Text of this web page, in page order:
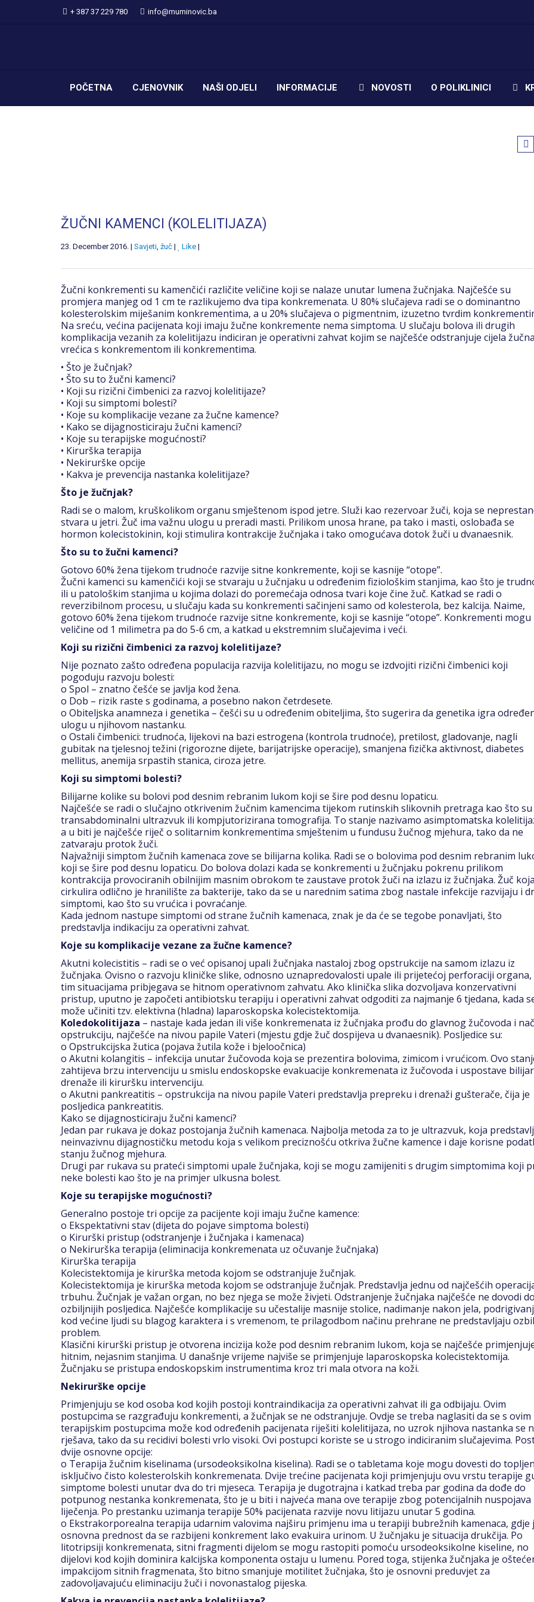
+ 387 37 229 780 info@muminovic.ba
POČETNA CJENOVNIK NAŠI ODJELI INFORMACIJE NOVOSTI O POLIKLINICI
ŽUČNI KAMENCI (KOLELITIJAZA)
23. December 2016. | Savjeti žuč | Like |
Žučni konkrementi su kamenčići različite veličine koji se nalaze unutar lumena žučnjaka. Najčešće su
promjera manjeg od 1 cm te razlikujemo dva tipa konkremenata. U 80% slučajeva radi se o dominantno
kolesterolskim miješanim konkrementima, a u 20% slučajeva o pigmentnim, izuzetno tvrdim
Na sreću, većina pacijenata koji imaju žučne konkremente nema simptoma. U slučaju bolova ili drugih
komplikacija vezanih za kolelitijazu indiciran je operativni zahvat kojim se najčešće odstranjuje cijela žučna
vrećica s konkrementom ili konkrementima.
• Što je žučnjak?
• Što su to žučni kamenci?
• Koji su rizični čimbenici za razvoj kolelitijaze?
• Koji su simptomi bolesti?
• Koje su komplikacije vezane za žučne kamence?
• Kako se dijagnosticiraju žučni kamenci?
• Koje su terapijske mogućnosti?
• Kirurška terapija
• Nekirurške opcije
• Kakva je prevencija nastanka kolelitijaze?
Što je žučnjak?
Radi se o malom, kruškolikom organu smještenom ispod jetre. Služi kao rezervoar žuči, koja se
stvara u jetri. Žuč ima važnu ulogu u preradi masti. Prilikom unosa hrane, pa tako i masti, oslobađa se
hormon kolecistokinin, koji stimulira kontrakcije žučnjaka i tako omogućava dotok žuči u dvanaesnik.
Što su to žučni kamenci?
Gotovo 60% žena tijekom trudnoće razvije sitne konkremente, koji se kasnije “otope”.
Žučni kamenci su kamenčići koji se stvaraju u žučnjaku u određenim fiziološkim stanjima, kao što je
ili u patološkim stanjima u kojima dolazi do poremećaja odnosa tvari koje čine žuč. Katkad se radi o
reverzibilnom procesu, u slučaju kada su konkrementi sačinjeni samo od kolesterola, bez kalcija. Naime,
gotovo 60% žena tijekom trudnoće razvije sitne konkremente, koji se kasnije “otope”. Konkrementi mogu
veličine od 1 milimetra pa do 5-6 cm, a katkad u ekstremnim slučajevima i veći.
Koji su rizični čimbenici za razvoj kolelitijaze?
Nije poznato zašto određena populacija razvija kolelitijazu, no mogu se izdvojiti rizični čimbenici koji
pogoduju razvoju bolesti:
o Spol – znatno češće se javlja kod žena.
o Dob – rizik raste s godinama, a posebno nakon četrdesete.
o Obiteljska anamneza i genetika – češći su u određenim obiteljima, što sugerira da genetika igra
ulogu u njihovom nastanku.
o Ostali čimbenici: trudnoća, lijekovi na bazi estrogena (kontrola trudnoće), pretilost, gladovanje, nagli
gubitak na tjelesnoj težini (rigorozne dijete, barijatrijske operacije), smanjena fizička aktivnost, diabetes
mellitus, anemija srpastih stanica, ciroza jetre.
Koji su simptomi bolesti?
Bilijarne kolike su bolovi pod desnim rebranim lukom koji se šire pod desnu lopaticu.
Najčešće se radi o slučajno otkrivenim žučnim kamencima tijekom rutinskih slikovnih pretraga kao što su
transabdominalni ultrazvuk ili kompjutorizirana tomografija. To stanje nazivamo asimptomatska
a u biti je najčešće riječ o solitarnim konkrementima smještenim u fundusu žučnog mjehura, tako da ne
zatvaraju protok žuči.
Najvažniji simptom žučnih kamenaca zove se bilijarna kolika. Radi se o bolovima pod desnim rebranim
koji se šire pod desnu lopaticu. Do bolova dolazi kada se konkrementi u žučnjaku pokrenu prilikom
kontrakcija provociranih obilnijim masnim obrokom te zaustave protok žuči na izlazu iz žučnjaka. Žuč
cirkulira odlično je hranilište za bakterije, tako da se u narednim satima zbog nastale infekcije razvijaju i
simptomi, kao što su vrućica i povraćanje.
Kada jednom nastupe simptomi od strane žučnih kamenaca, znak je da će se tegobe ponavljati, što
predstavlja indikaciju za operativni zahvat.
Koje su komplikacije vezane za žučne kamence?
Akutni kolecistitis – radi se o već opisanoj upali žučnjaka nastaloj zbog opstrukcije na samom izlazu iz
žučnjaka. Ovisno o razvoju kliničke slike, odnosno uznapredovalosti upale ili prijetećoj perforaciji organa,
tim situacijama pribjegava se hitnom operativnom zahvatu. Ako klinička slika dozvoljava konzervativni
pristup, uputno je započeti antibiotsku terapiju i operativni zahvat odgoditi za najmanje 6 tjedana, kada
može učiniti tzv. elektivna (hladna) laparoskopska kolecistektomija.
Koledokolitijaza – nastaje kada jedan ili više konkremenata iz žučnjaka prođu do glavnog žučovoda i
opstrukciju, najčešće na nivou papile Vateri (mjestu gdje žuč dospijeva u dvanaesnik). Posljedice su:
o Opstrukcijska žutica (pojava žutila kože i bjeloočnica)
o Akutni kolangitis – infekcija unutar žučovoda koja se prezentira bolovima, zimicom i vrućicom. Ovo
zahtijeva brzu intervenciju u smislu endoskopske evakuacije konkremenata iz žučovoda i uspostave
drenaže ili kiruršku intervenciju.
o Akutni pankreatitis – opstrukcija na nivou papile Vateri predstavlja prepreku i drenaži gušterače, čija je
posljedica pankreatitis.
Kako se dijagnosticiraju žučni kamenci?
Jedan par rukava je dokaz postojanja žučnih kamenaca. Najbolja metoda za to je ultrazvuk, koja
neinvazivnu dijagnostičku metodu koja s velikom preciznošću otkriva žučne kamence i daje korisne
stanju žučnog mjehura.
Drugi par rukava su prateći simptomi upale žučnjaka, koji se mogu zamijeniti s drugim simptomima koji
neke bolesti kao što je na primjer ulkusna bolest.
Koje su terapijske mogućnosti?
Generalno postoje tri opcije za pacijente koji imaju žučne kamence:
o Ekspektativni stav (dijeta do pojave simptoma bolesti)
o Kirurški pristup (odstranjenje i žučnjaka i kamenaca)
o Nekirurška terapija (eliminacija konkremenata uz očuvanje žučnjaka)
Kirurška terapija
Kolecistektomija je kirurška metoda kojom se odstranjuje žučnjak.
Kolecistektomija je kirurška metoda kojom se odstranjuje žučnjak. Predstavlja jednu od najčešćih
trbuhu. Žučnjak je važan organ, no bez njega se može živjeti. Odstranjenje žučnjaka najčešće ne dovodi do
ozbiljnijih posljedica. Najčešće komplikacije su učestalije masnije stolice, nadimanje nakon jela,
kod većine ljudi su blagog karaktera i s vremenom, te prilagodbom načinu prehrane ne predstavljaju
problem.
Klasični kirurški pristup je otvorena incizija kože pod desnim rebranim lukom, koja se najčešće
hitnim, nejasnim stanjima. U današnje vrijeme najviše se primjenjuje laparoskopska kolecistektomija.
Žučnjaku se pristupa endoskopskim instrumentima kroz tri mala otvora na koži.
Nekirurške opcije
Primjenjuju se kod osoba kod kojih postoji kontraindikacija za operativni zahvat ili ga odbijaju. Ovim
postupcima se razgrađuju konkrementi, a žučnjak se ne odstranjuje. Ovdje se treba naglasiti da se s ovim
terapijskim postupcima može kod određenih pacijenata riješiti kolelitijaza, no uzrok njihova nastanka se
rješava, tako da su recidivi bolesti vrlo visoki. Ovi postupci koriste se u strogo indiciranim slučajevima.
dvije osnovne opcije:
o Terapija žučnim kiselinama (ursodeoksikolna kiselina). Radi se o tabletama koje mogu dovesti do
isključivo čisto kolesterolskih konkremenata. Dvije trećine pacijenata koji primjenjuju ovu vrstu terapije
simptome bolesti unutar dva do tri mjeseca. Terapija je dugotrajna i katkad treba par godina da dođe do
potpunog nestanka konkremenata, što je u biti i najveća mana ove terapije zbog potencijalnih nuspojava
liječenja. Po prestanku uzimanja terapije 50% pacijenata razvije novu litijazu unutar 5 godina.
o Ekstrakorporealna terapija udarnim valovima najširu primjenu ima u terapiji bubrežnih kamenaca, gdje
osnovna prednost da se razbijeni konkrement lako evakuira urinom. U žučnjaku je situacija drukčija. Po
litotripsiji konkremenata, sitni fragmenti dijelom se mogu rastopiti pomoću ursodeoksikolne kiseline, no
dijelovi kod kojih dominira kalcijska komponenta ostaju u lumenu. Pored toga, stijenka žučnjaka je
impakcijom sitnih fragmenata, što bitno smanjuje motilitet žučnjaka, što je osnovni preduvjet za
zadovoljavajuću eliminaciju žuči i novonastalog pijeska.